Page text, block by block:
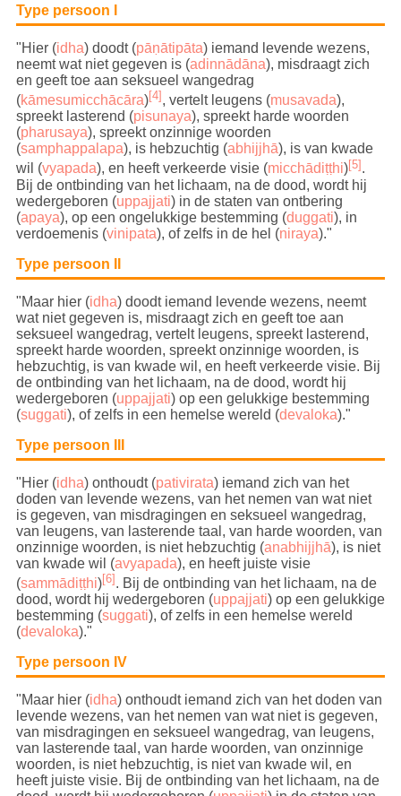
Type persoon I
"Hier (idha) doodt (pāṇātipāta) iemand levende wezens,
neemt wat niet gegeven is (adinnādāna), misdraagt zich
en geeft toe aan seksueel wangedrag
(kāmesumicchācāra)[4] , vertelt leugens (musavada),
spreekt lasterend (pisunaya), spreekt harde woorden
(pharusaya), spreekt onzinnige woorden
(samphappalapa), is hebzuchtig (abhijjhā), is van kwade
wil (vyapada), en heeft verkeerde visie (micchādiṭṭhi)[5].
Bij de ontbinding van het lichaam, na de dood, wordt hij
wedergeboren (uppajjati) in de staten van ontbering
(apaya), op een ongelukkige bestemming (duggati), in
verdoemenis (vinipata), of zelfs in de hel (niraya)."
Type persoon II
"Maar hier (idha) doodt iemand levende wezens, neemt
wat niet gegeven is, misdraagt zich en geeft toe aan
seksueel wangedrag, vertelt leugens, spreekt lasterend,
spreekt harde woorden, spreekt onzinnige woorden, is
hebzuchtig, is van kwade wil, en heeft verkeerde visie. Bij
de ontbinding van het lichaam, na de dood, wordt hij
wedergeboren (uppajjati) op een gelukkige bestemming
(suggati), of zelfs in een hemelse wereld (devaloka)."
Type persoon III
"Hier (idha) onthoudt (pativirata) iemand zich van het
doden van levende wezens, van het nemen van wat niet
is gegeven, van misdragingen en seksueel wangedrag,
van leugens, van lasterende taal, van harde woorden, van
onzinnige woorden, is niet hebzuchtig (anabhijjhā), is niet
van kwade wil (avyapada), en heeft juiste visie
(sammādiṭṭhi)[6]. Bij de ontbinding van het lichaam, na de
dood, wordt hij wedergeboren (uppajjati) op een gelukkige
bestemming (suggati), of zelfs in een hemelse wereld
(devaloka)."
Type persoon IV
"Maar hier (idha) onthoudt iemand zich van het doden van
levende wezens, van het nemen van wat niet is gegeven,
van misdragingen en seksueel wangedrag, van leugens,
van lasterende taal, van harde woorden, van onzinnige
woorden, is niet hebzuchtig, is niet van kwade wil, en
heeft juiste visie. Bij de ontbinding van het lichaam, na de